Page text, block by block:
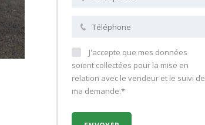
J'accepte que mes données
soient collectées pour la mise en
relation avec le vendeur et le suivi de
ma demande.*